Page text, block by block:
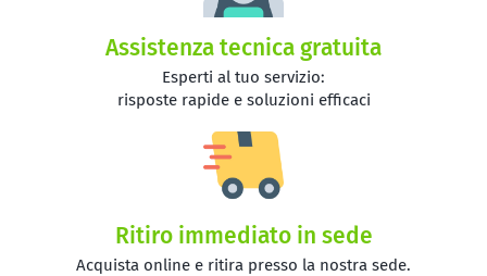
Assistenza tecnica gratuita
Esperti al tuo servizio:
risposte rapide e soluzioni efficaci
Ritiro immediato in sede
Acquista online e ritira presso la nostra sede.